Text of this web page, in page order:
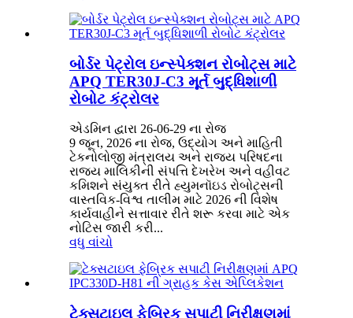
બોર્ડર પેટ્રોલ ઇન્સ્પેક્શન રોબોટ્સ માટે
APQ TER30J-C3 મૂર્ત બુદ્ધિશાળી
રોબોટ કંટ્રોલર
એડમિન દ્વારા 26-06-29 ના રોજ
9 જૂન, 2026 ના રોજ, ઉદ્યોગ અને માહિતી
ટેકનોલોજી મંત્રાલય અને રાજ્ય પરિષદના
રાજ્ય માલિકીની સંપત્તિ દેખરેખ અને વહીવટ
કમિશને સંયુક્ત રીતે હ્યુમનૉઇડ રોબોટ્સની
વાસ્તવિક-વિશ્વ તાલીમ માટે 2026 ની વિશેષ
કાર્યવાહીને સત્તાવાર રીતે શરૂ કરવા માટે એક
નોટિસ જારી કરી...
વધુ વાંચો
ટેક્સટાઇલ ફેબ્રિક સપાટી નિરીક્ષણમાં